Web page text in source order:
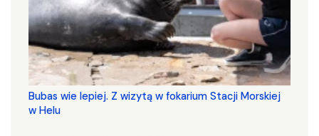
Bubas wie lepiej. Z wizytą w fokarium Stacji Morskiej
w Helu